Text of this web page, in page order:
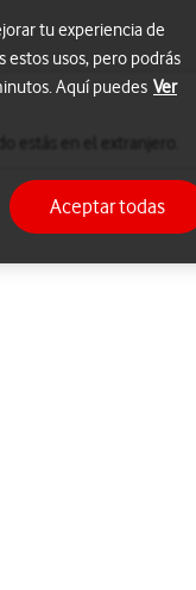
tu experiencia de
estos usos, pero podrás
Aquí puedes Ver
Aceptar todas